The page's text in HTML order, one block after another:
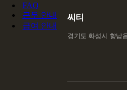
FAQ
근무 안내
급여 안내
씨티
경기도 화성시 향남